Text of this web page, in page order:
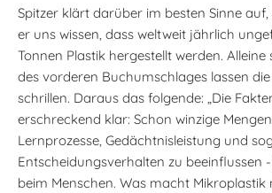
Spitzer klärt darüber im besten Sinne auf,
er uns wissen, dass weltweit jährlich
Tonnen Plastik hergestellt werden. Alleine
des vorderen Buchumschlages lassen
schrillen. Daraus das folgende: „Die
erschreckend klar: Schon winzige
Lernprozesse, Gedächtnisleistung und
Entscheidungsverhalten zu beeinflussen
beim Menschen. Was macht Mikroplastik